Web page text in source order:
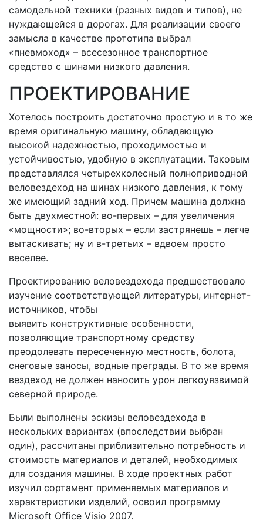
самодельной техники (разных видов и типов), не
нуждающейся в дорогах. Для реализации своего
замысла в качестве прототипа выбрал
«пневмоход» – всесезонное транспортное
средство с шинами низкого давления.
ПРОЕКТИРОВАНИЕ
Хотелось построить достаточно простую и в то же
время оригинальную машину, обладающую
высокой надежностью, проходимостью и
устойчивостью, удобную в эксплуатации. Таковым
представлялся четырехколесный полноприводной
веловездеход на шинах низкого давления, к тому
же имеющий задний ход. Причем машина должна
быть двухместной: во-первых – для увеличения
«мощности»; во-вторых – если застрянешь – легче
вытаскивать; ну и в-третьих – вдвоем просто
веселее.
Проектированию веловездехода предшествовало
изучение соответствующей литературы, интернет-
источников, чтобы
выявить конструктивные особенности,
позволяющие транспортному средству
преодолевать пересеченную местность, болота,
снеговые заносы, водные преграды. В то же время
вездеход не должен наносить урон легкоуязвимой
северной природе.
Были выполнены эскизы веловездехода в
нескольких вариантах (впоследствии выбран
один), рассчитаны приблизительно потребность и
стоимость материалов и деталей, необходимых
для создания машины. В ходе проектных работ
изучил сортамент применяемых материалов и
характеристики изделий, освоил программу
Microsoft Office Visio 2007.